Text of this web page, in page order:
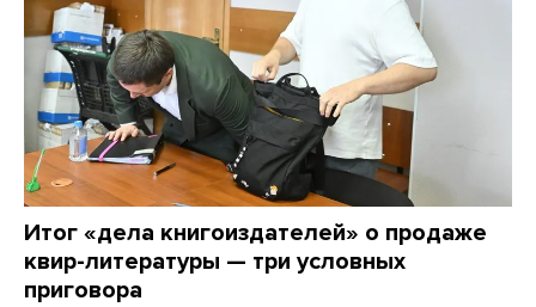
Итог «дела книгоиздателей» о продаже
квир-литературы — три условных
приговора